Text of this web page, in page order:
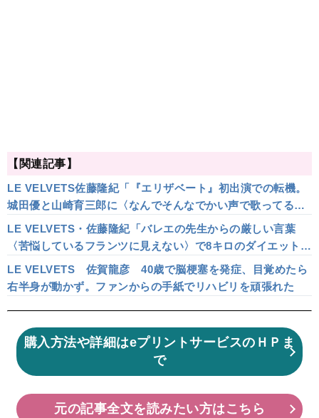
【関連記事】
LE VELVETS佐藤隆紀「『エリザベート』初出演での転機。
城田優と山崎育三郎に〈なんでそんなでかい声で歌ってる
の？〉と言われ…」
LE VELVETS・佐藤隆紀「バレエの先生からの厳しい言葉
〈苦悩しているフランツに見えない〉で8キロのダイエット！
魅せ場のロングトーン誕生秘話も」
LE VELVETS 佐賀龍彦 40歳で脳梗塞を発症、目覚めたら
右半身が動かず。ファンからの手紙でリハビリを頑張れた
購入方法や詳細はeプリントサービスのＨＰま
で
元の記事全文を読みたい方はこちら